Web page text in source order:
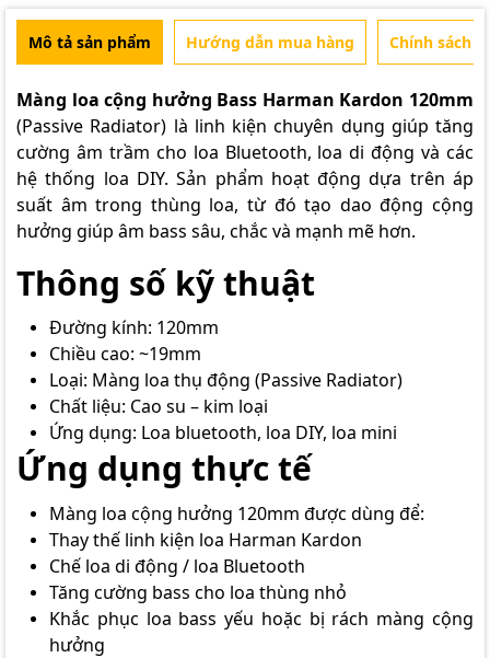
Mô tả sản phẩm Hướng dẫn mua hàng Chính sách
Màng loa cộng hưởng Bass Harman Kardon 120mm
(Passive Radiator) là linh kiện chuyên dụng giúp tăng
cường âm trầm cho loa Bluetooth, loa di động và các
hệ thống loa DIY. Sản phẩm hoạt động dựa trên áp
suất âm trong thùng loa, từ đó tạo dao động cộng
hưởng giúp âm bass sâu, chắc và mạnh mẽ hơn.
Thông số kỹ thuật
Đường kính: 120mm
Chiều cao: ~19mm
Loại: Màng loa thụ động (Passive Radiator)
Chất liệu: Cao su – kim loại
Ứng dụng: Loa bluetooth, loa DIY, loa mini
Ứng dụng thực tế
Màng loa cộng hưởng 120mm được dùng để:
Thay thế linh kiện loa Harman Kardon
Chế loa di động / loa Bluetooth
Tăng cường bass cho loa thùng nhỏ
Khắc phục loa bass yếu hoặc bị rách màng cộng
hưởng